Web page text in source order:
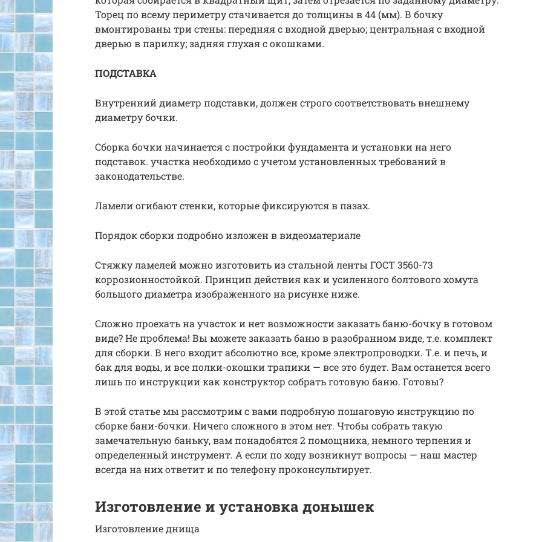
Торец по всему периметру стачивается до толщины в 44 (мм). В бочку
вмонтированы три стены: передняя с входной дверью; центральная с входной
дверью в парилку; задняя глухая с окошками.
ПОДСТАВКА
Внутренний диаметр подставки, должен строго соответствовать внешнему
диаметру бочки.
Сборка бочки начинается с постройки фундамента и установки на него
подставок. участка необходимо с учетом установленных требований в
законодательстве.
Ламели огибают стенки, которые фиксируются в пазах.
Порядок сборки подробно изложен в видеоматериале
Стяжку ламелей можно изготовить из стальной ленты ГОСТ 3560-73
коррозионностойкой. Принцип действия как и усиленного болтового хомута
большого диаметра изображенного на рисунке ниже.
Сложно проехать на участок и нет возможности заказать баню-бочку в готовом
виде? Не проблема! Вы можете заказать баню в разобранном виде, т.е. комплект
для сборки. В него входит абсолютно все, кроме электропроводки. Т.е. и печь, и
бак для воды, и все полки-окошки трапики — все это будет. Вам останется всего
лишь по инструкции как конструктор собрать готовую баню. Готовы?
В этой статье мы рассмотрим с вами подробную пошаговую инструкцию по
сборке бани-бочки. Ничего сложного в этом нет. Чтобы собрать такую
замечательную баньку, вам понадобятся 2 помощника, немного терпения и
определенный инструмент. А если по ходу возникнут вопросы — наш мастер
всегда на них ответит и по телефону проконсультирует.
Изготовление и установка донышек
Изготовление днища